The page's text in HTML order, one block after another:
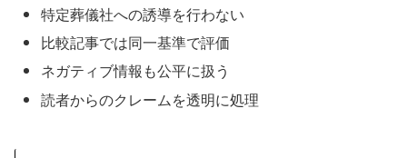
特定葬儀社への誘導を行わない
比較記事では同一基準で評価
ネガティブ情報も公平に扱う
読者からのクレームを透明に処理